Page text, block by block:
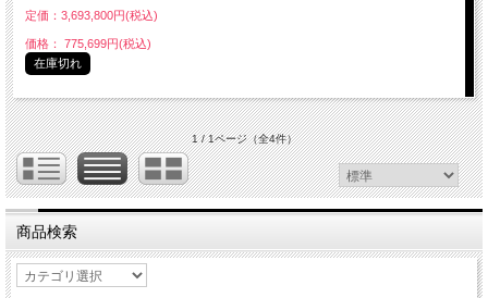
定価：3,693,800円(税込)
価格： 775,699円(税込)
在庫切れ
1 / 1ページ（全4件）
商品検索